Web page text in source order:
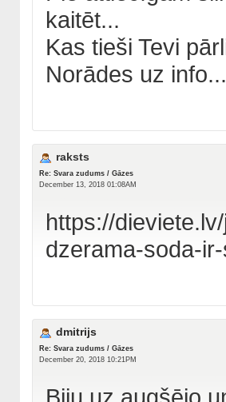
kaitēt...
Kas tieši Tevi
Norādes uz
raksts
Re: Svara zudums / Gāzes
December 13, 2018 01:08AM
https://
dzerama-soda-
dmitrijs
Re: Svara zudums / Gāzes
December 20, 2018 10:21PM